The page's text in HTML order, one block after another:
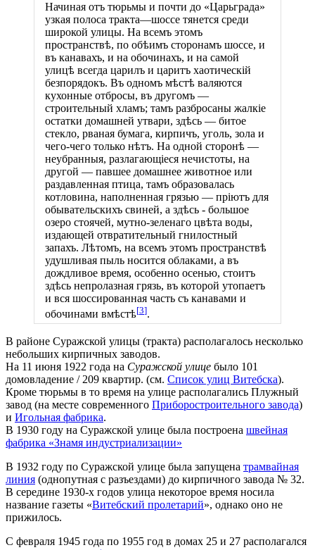
Начиная отъ тюрьмы и почти до «Царьграда»
узкая полоса тракта—шоссе тянется среди
широкой улицы. На ​всемъ​ этомъ
пространствѣ, по обѣимъ сторонамъ шоссе, и
въ канавахъ, и на обочинахъ, и на самой
улицѣ всегда царилъ и царитъ хаотическій
безпорядокъ. Въ одномъ мѣстѣ валяются ​
кухонные​ отбросы, въ другомъ —
строительный хламъ; тамъ разбросаны жалкіе
остатки домашней утвари, здѣсь — битое
стекло, рваная бумага, кирпичъ, уголь, зола и
чего-чего только нѣтъ. На одной сторонѣ —
не​убранныя​, разлагающіеся нечистоты, на
другой — павшее домашнее животное или
раздавленная птица, тамъ образовалась
котловина, наполненная грязью — пріютъ для
обывательскихъ свиней, а здѣсь - большое
озеро стоячей, мутно-зеленаго цвѣта воды,
издающей отвратительный гнилостный
запахъ. ​Лѣтомъ​, на ​всемъ​ этомъ пространствѣ
удушливая пыль носится облаками, а въ
дождливое время, особенно осенью, стоитъ
здѣсь непролазная грязь, въ которой утопаетъ
и вся ​шоссированная​ часть съ канавами и
обочинами вмѣстѣ[3].
В районе Суражской улицы (тракта) располагалось несколько
небольших кирпичных заводов.
На 11 июня 1922 года на Суражской улице было 101
домовладение / 209 квартир. (см. Список улиц Витебска).
Кроме тюрьмы в то время на улице располагались Плужный
завод (на месте современного Приборостроительного завода)
и Игольная фабрика.
В 1930 году на Суражской улице была построена швейная
фабрика «Знамя индустриализации»
В 1932 году по Суражской улице была запущена трамвайная
линия (однопутная с разъездами) до кирпичного завода № 32.
В середине 1930-х годов улица некоторое время носила
название газеты «Витебский пролетарий», однако оно не
прижилось.
С февраля 1945 года по 1955 год в домах 25 и 27 располагался